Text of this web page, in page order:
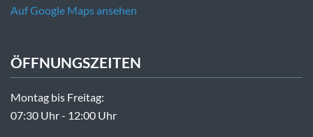
Auf Google Maps ansehen
ÖFFNUNGSZEITEN
Montag bis Freitag:
07:30 Uhr - 12:00 Uhr